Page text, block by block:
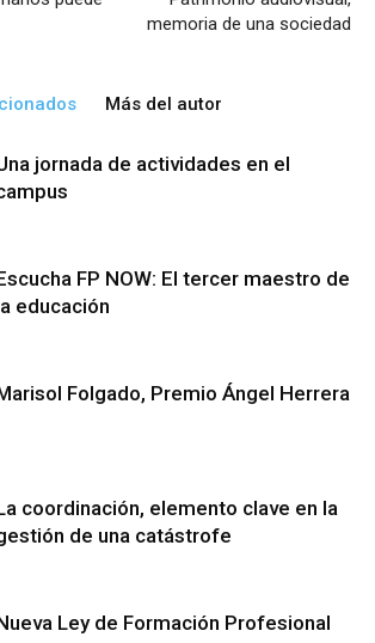
memoria de una sociedad
Más del autor
jornada de actividades en el
FP NOW: El tercer maestro de
educación
Folgado, Premio Ángel Herrera
coordinación, elemento clave en la
de una catástrofe
Ley de Formación Profesional